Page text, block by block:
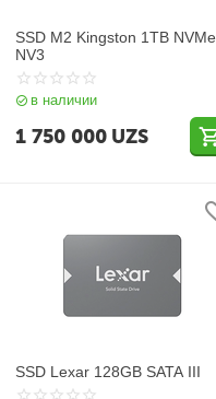
SSD M2 Kingston 1TB NVMe
NV3
в наличии
1 750 000 UZS
SSD Lexar 128GB SATA III